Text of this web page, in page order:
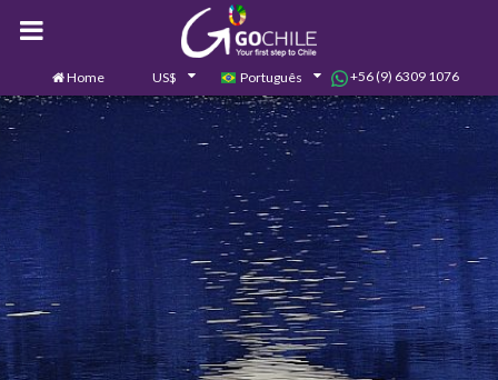
Home US$ Português +56 (9) 6309 1076
Contate-nos 0